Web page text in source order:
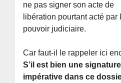
ne pas signer son acte de
libération pourtant acté par
pouvoir judiciaire.
Car faut-il le rappeler ici
S’il est bien une signature
impérative dans ce